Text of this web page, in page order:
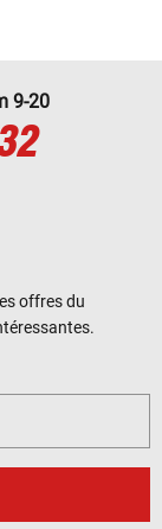
9-20
offres du